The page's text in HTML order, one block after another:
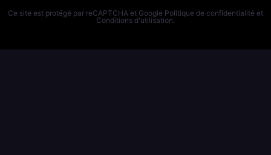
Ce site est protégé par reCAPTCHA et Google Politique de confidentialité et
Conditions d'utilisation.